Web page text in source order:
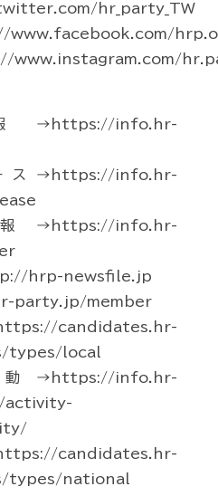
hr_party_TW
www.facebook.com/
www.instagram.com/
info.hr-
ス→https://info.hr-
info.hr-
hrp-newsfile.jp
party.jp/member
candidates.hr-
types/local
→https://info.hr-
activity-
candidates.hr-
types/national